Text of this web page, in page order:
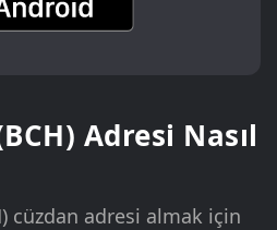
Adresi Nasıl
cüzdan adresi almak için